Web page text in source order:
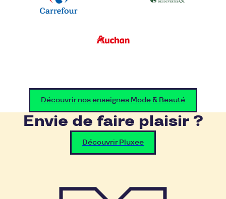
Découvrir nos enseignes Mode & Beauté
Envie de faire plaisir ?
Découvrir Pluxee